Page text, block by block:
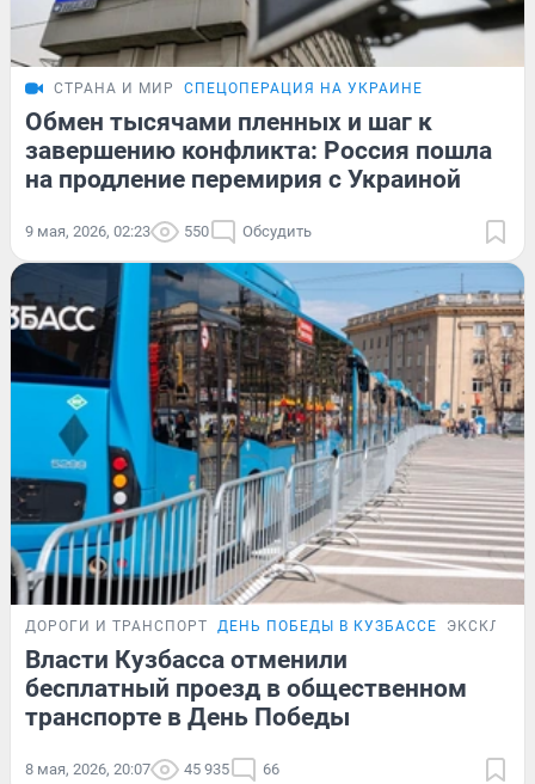
СТРАНА И МИР СПЕЦОПЕРАЦИЯ НА УКРАИНЕ
Обмен тысячами пленных и шаг к
завершению конфликта: Россия пошла
на продление перемирия с Украиной
9 мая, 2026, 02:23 550 Обсудить
ДОРОГИ И ТРАНСПОРТ ДЕНЬ ПОБЕДЫ В КУЗБАССЕ
Власти Кузбасса отменили
бесплатный проезд в общественном
транспорте в День Победы
8 мая, 2026, 20:07 45 935 66